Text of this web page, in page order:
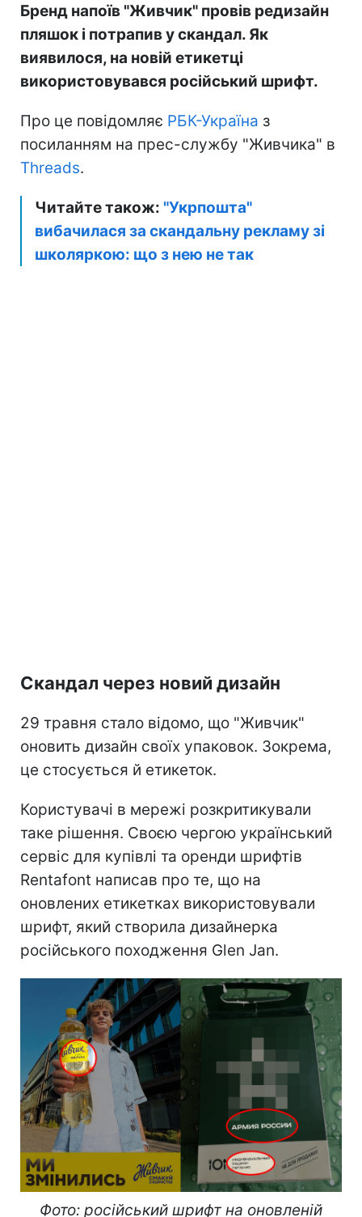
Бренд напоїв "Живчик" провів редизайн
пляшок і потрапив у скандал. Як
виявилося, на новій етикетці
використовувався російський шрифт.
Про це повідомляє РБК-Україна з
посиланням на прес-службу "Живчика" в
Threads.
Читайте також: "Укрпошта"
вибачилася за скандальну рекламу зі
школяркою: що з нею не так
Скандал через новий дизайн
29 травня стало відомо, що "Живчик"
оновить дизайн своїх упаковок. Зокрема,
це стосується й етикеток.
Користувачі в мережі розкритикували
таке рішення. Своєю чергою український
сервіс для купівлі та оренди шрифтів
Rentafont написав про те, що на
оновлених етикетках використовували
шрифт, який створила дизайнерка
російського походження Glen Jan.
Фото: російський шрифт на оновленій